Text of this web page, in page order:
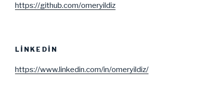
https://github.com/omeryildiz
LINKEDIN
https://www.linkedin.com/in/omeryildiz/